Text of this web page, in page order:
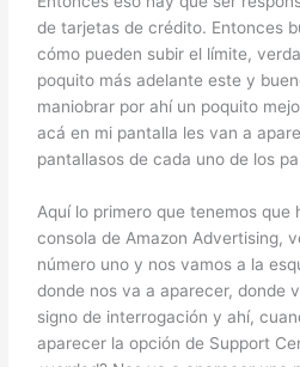
de tarjetas de crédito. Entonces
cómo pueden subir el límite,
poquito más adelante este y
maniobrar por ahí un poquito
acá en mi pantalla les van a
pantallasos de cada uno de los
Aquí lo primero que tenemos que
consola de Amazon Advertising,
número uno y nos vamos a la
donde nos va a aparecer, donde
signo de interrogación y ahí,
aparecer la opción de Support